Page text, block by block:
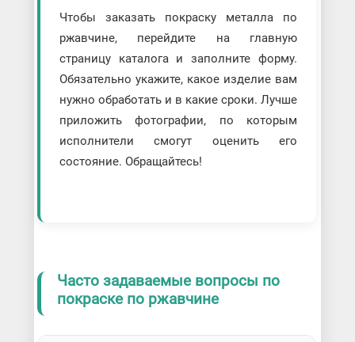
Чтобы заказать покраску металла по
ржавчине, перейдите на главную
страницу каталога и заполните форму.
Обязательно укажите, какое изделие вам
нужно обработать и в какие сроки. Лучше
приложить фотографии, по которым
исполнители смогут оценить его
состояние. Обращайтесь!
Часто задаваемые вопросы по
покраске по ржавчине